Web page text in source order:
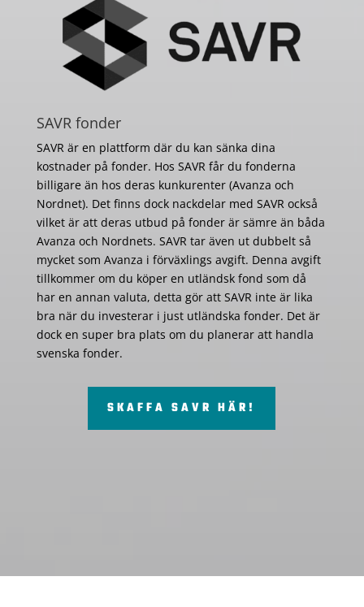
SAVR fonder
SAVR är en plattform där du kan sänka dina
kostnader på fonder. Hos SAVR får du fonderna
billigare än hos deras kunkurenter (Avanza och
Nordnet). Det finns dock nackdelar med SAVR också
vilket är att deras utbud på fonder är sämre än båda
Avanza och Nordnets. SAVR tar även ut dubbelt så
mycket som Avanza i förväxlings avgift. Denna avgift
tillkommer om du köper en utländsk fond som då
har en annan valuta, detta gör att SAVR inte är lika
bra när du investerar i just utländska fonder. Det är
dock en super bra plats om du planerar att handla
svenska fonder.
SKAFFA SAVR HÄR!